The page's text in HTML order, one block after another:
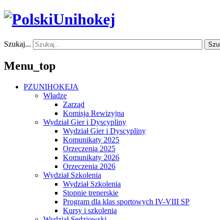
Szukaj...
Menu_top
PZUNIHOKEJA
Władze
Zarząd
Komisja Rewizyjna
Wydział Gier i Dyscypliny
Wydział Gier i Dyscypliny
Komunikaty 2025
Orzeczenia 2025
Komunikaty 2026
Orzeczenia 2026
Wydział Szkolenia
Wydział Szkolenia
Stopnie trenerskie
Program dla klas sportowych IV-VIII SP
Kursy i szkolenia